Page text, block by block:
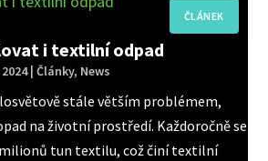
i textilní odpad
|Články, News
stále větším problémem,
na životní prostředí. Každoročně se
tun textilu, což činí textilní